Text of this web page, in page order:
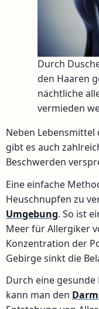
Durch
den Haaren
nächtliche
vermieden
Neben
gibt es auch
Beschwerden
Eine einfache
Heuschnupfen zu
Umgebung. So ist
Meer für Allergiker
Konzentration der
Gebirge sinkt die
Durch eine
kann man den Darm